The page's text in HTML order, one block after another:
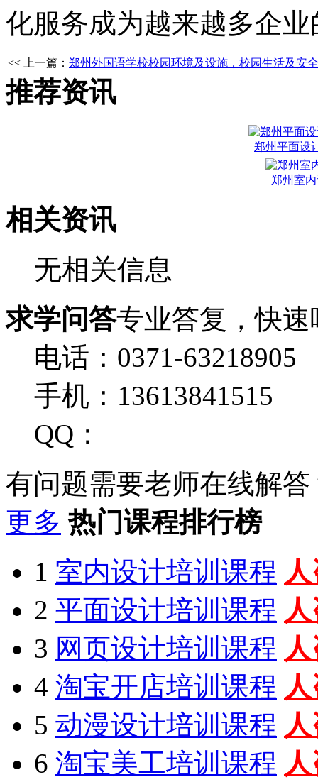
化服务成为越来越多企
<< 上一篇： 郑州外国语学校校园环境及设施，校园生活及安
推荐资讯
郑州平面设
郑州室
相关资讯
无相关信息
求学问答专业答复，快速
电话：0371-63218905
手机：13613841515
QQ：
有问题需要老师在线解答
更多 热门课程排行榜
1 室内设计培训课程
2 平面设计培训课程
3 网页设计培训课程
4 淘宝开店培训课程
5 动漫设计培训课程
6 淘宝美工培训课程